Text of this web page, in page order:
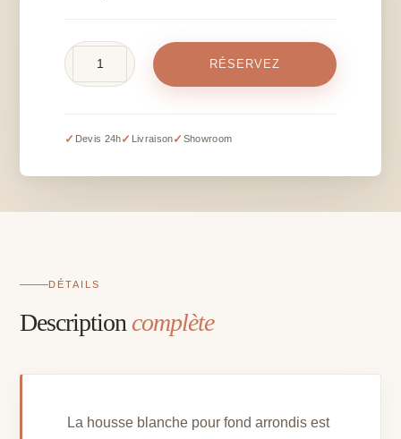
pour
arrondis
RÉSERVEZ
✓ Devis 24h✓ Livraison✓ Showroom
DÉTAILS
Description complète
La housse blanche pour fond arrondis est